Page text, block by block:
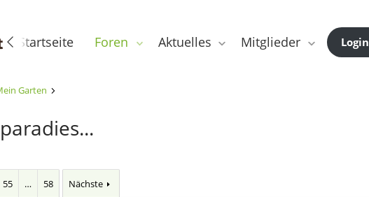
Startseite Foren Aktuelles Mitglieder Login
Garten
55 … 58 Nächste